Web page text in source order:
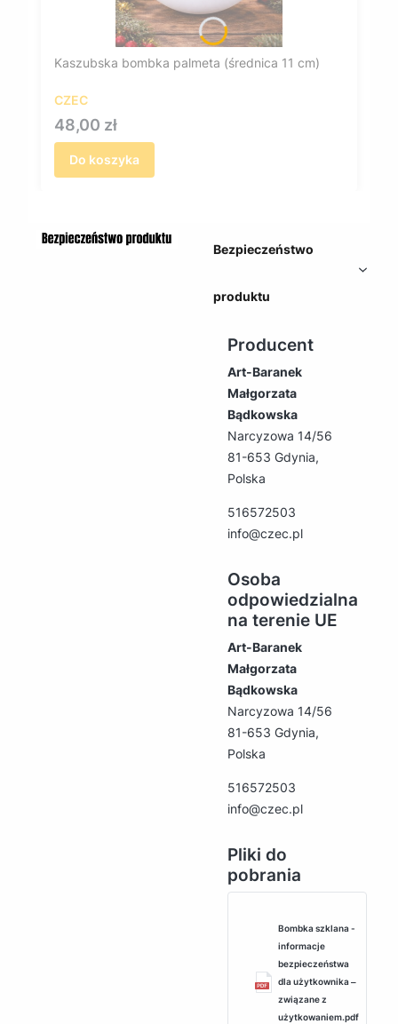
Kaszubska bombka palmeta (średnica 11 cm)
CZEC
Cena
48,00 zł
Do koszyka
Bezpieczeństwo
produktu
Producent
Art-Baranek
Małgorzata
Bądkowska
Narcyzowa 14/56
81-653 Gdynia,
Polska
516572503
info@czec.pl
Osoba
odpowiedzialna
na terenie UE
Art-Baranek
Małgorzata
Bądkowska
Narcyzowa 14/56
81-653 Gdynia,
Polska
516572503
info@czec.pl
Pliki do
pobrania
Bombka szklana -
informacje
bezpieczeństwa
dla użytkownika ‒
związane z
użytkowaniem.pdf